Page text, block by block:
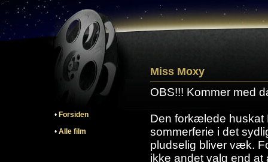
• Forsiden
• Alle film
Miss Moxy
OBS!!! Kommer med
Den forkælede huskat
sommerferie i det
pludselig bliver væk.
ikke andet valg end at